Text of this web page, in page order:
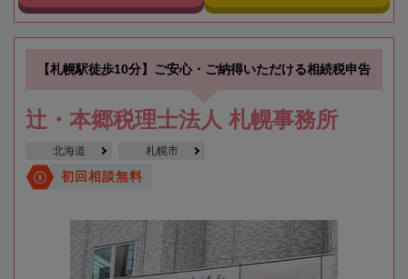
【札幌駅徒歩10分】ご安心・ご納得いただける相続税申告
辻・本郷税理士法人 札幌事務所
北海道 札幌市
初回相談無料